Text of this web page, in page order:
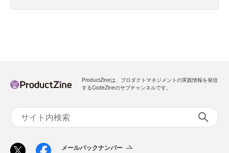
ProductZineは、プロダクトマネジメントの実践情報を発信
するCodeZineのサブチャンネルです。
メールバックナンバー